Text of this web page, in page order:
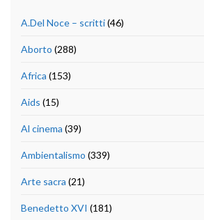
A.Del Noce – scritti(46)
Aborto (288)
Africa (153)
Aids (15)
Al cinema (39)
Ambientalismo (339)
Arte sacra (21)
Benedetto XVI (181)